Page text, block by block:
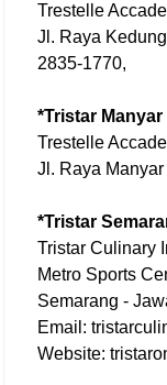
Trestelle
Jl. Raya
2835-1770,
*Tristar Manyar
Trestelle
Jl. Raya
*Tristar
Tristar Culinary
Metro Sports
Semarang -
Email:
Website: